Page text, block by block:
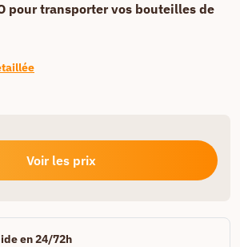
pour transporter vos bouteilles de
Voir les prix
en 24/72h